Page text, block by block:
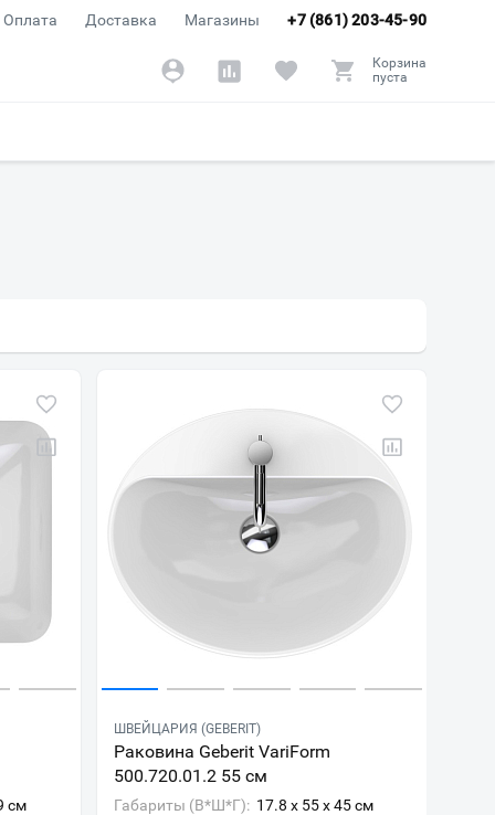
+7 (861) 203-45-90
Оплата Доставка Магазины
Корзина
пуста
см
ШВЕЙЦАРИЯ (GEBERIT)
Раковина Geberit VariForm
500.720.01.2 55 см
Габариты (В*Ш*Г): 17.8 x 55 x 45 см